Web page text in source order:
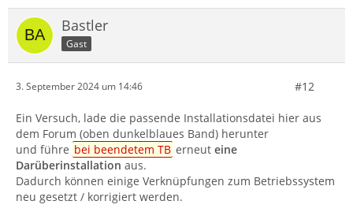
Bastler
Gast
3. September 2024 um 14:46 #12
Ein Versuch, lade die passende Installationsdatei hier aus
dem Forum (oben dunkelblaues Band) herunter
und führe bei beendetem TB erneuteine
Darüberinstallation aus.
Dadurch können einige Verknüpfungen zum Betriebssystem
neu gesetzt / korrigiert werden.